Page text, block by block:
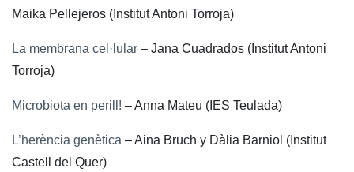
Maika Pellejeros (Institut Antoni Torroja)
La membrana cel·lular – Jana Cuadrados (Institut Antoni
Torroja)
Microbiota en perill! – Anna Mateu (IES Teulada)
L’herència genètica – Aina Bruch y Dàlia Barniol (Institut
Castell del Quer)